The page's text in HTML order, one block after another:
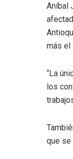
Aníbal
más el
“La
los
que se